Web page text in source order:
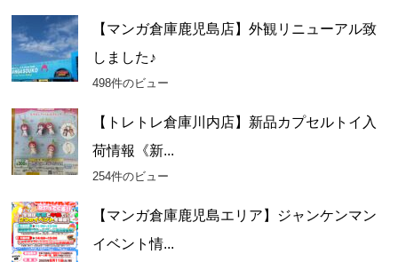
【マンガ倉庫鹿児島店】外観リニューアル致
しました♪
498件のビュー
【トレトレ倉庫川内店】新品カプセルトイ入
荷情報《新...
254件のビュー
【マンガ倉庫鹿児島エリア】ジャンケンマン
イベント情...